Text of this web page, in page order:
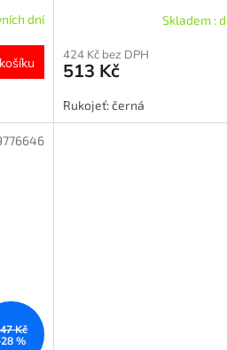
dní Skladem :
424 Kč bez DPH
513 Kč
Rukojeť: černá
Kč
%